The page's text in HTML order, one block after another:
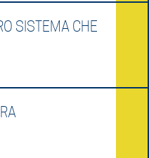
SISTEMA CHE